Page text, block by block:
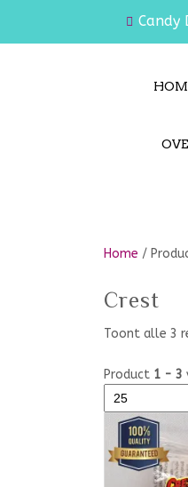
Candy
Home /
Crest
Toont alle 3
Product 1 - 3